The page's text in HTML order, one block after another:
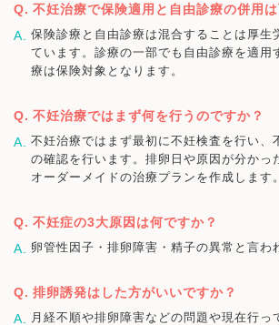
不妊治療で保険適用と自由診療の併用
保険診療と自由診療は混合することは厚生
ています。診療の一部でも自由診療を適用
療は保険対象となります。
不妊治療ではまず何を行うのですか？
不妊治療ではまず最初に不妊検査を行い、
の確認を行います。排卵日や原因が分かっ
オーダーメイドの治療プランを作成します。
不妊症の3大原因は何ですか？
卵管性因子・排卵障害・精子の異常と言わ
排卵誘発はした方がいいですか？
月経不順や排卵障害などの問題や現在行っ